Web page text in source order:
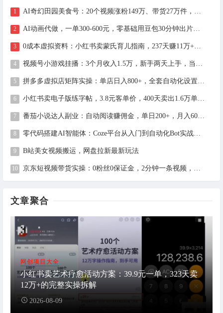
AI奇幻田园美食号：20个视频涨粉149万、带货27万件，手把手拆解教程（含工具）
AI动画代做，一单300-600元，零基础用豆包30分钟出片，长期接单渠道公开
0成本虚拟资料：小红书卖蒙氏育儿指南，237天赚11万+（附全流程操作）
视频号小游戏挂播：3个月收入1.5万，新手两天上手，当天见收益
拼多多虚拟店矩阵实操：单店日入800+，全套自动化设置教学
小红书卖电子版练字帖，3.8元客单价，400天卖出1.6万单的全流程拆解
番茄小说达人副业：自动阅读赚佣金，单日200+，月入6000-15000
零代码搭建AI智能体：Coze平台从入门到自动化Bot实战全攻略
B站美女视频搬运，网盘拉新最新玩法
京东短视频带货实操：0粉丝0保证金，2分钟一条视频，新手日赚1千+
文章聚合
网创项目大全
小红书卖艺术疗愈活动方案：39.9元一单，323天卖
12万+的完整实操拆解
2026-08-09